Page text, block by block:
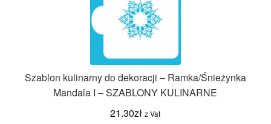
Szablon kulinarny do dekoracji – Ramka/Śnieżynka
Mandala I – SZABLONY KULINARNE
21.30zł z Vat